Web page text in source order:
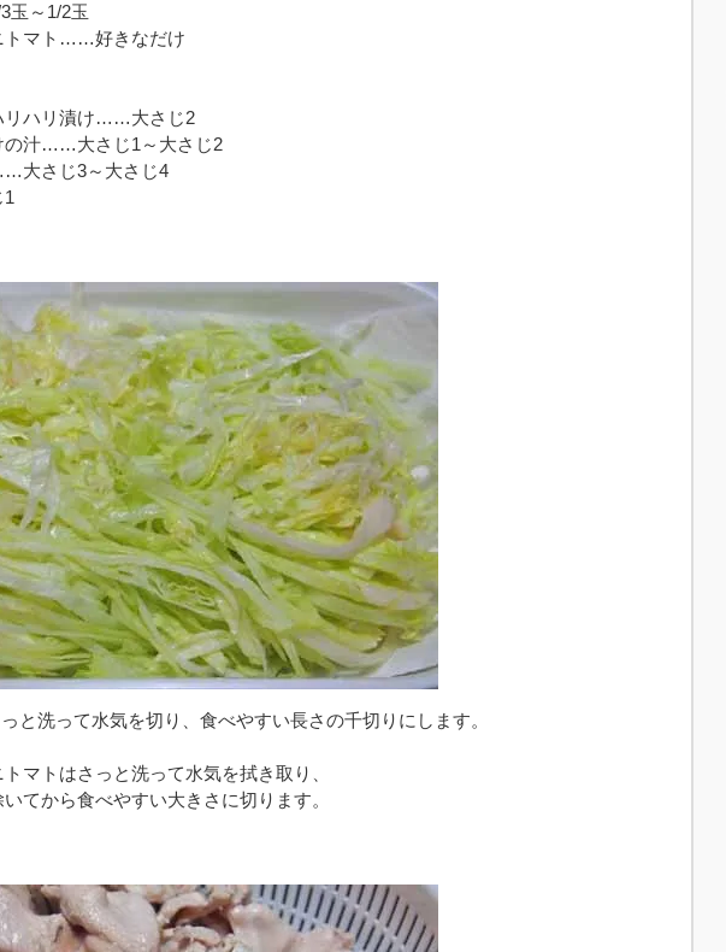
～1/2玉
トマト……好きなだけ
リハリ漬け……大さじ2
の汁……大さじ1～大さじ2
大さじ3～大さじ4
と洗って水気を切り、食べやすい長さの千切りにします。
トマトはさっと洗って水気を拭き取り、
てから食べやすい大きさに切ります。